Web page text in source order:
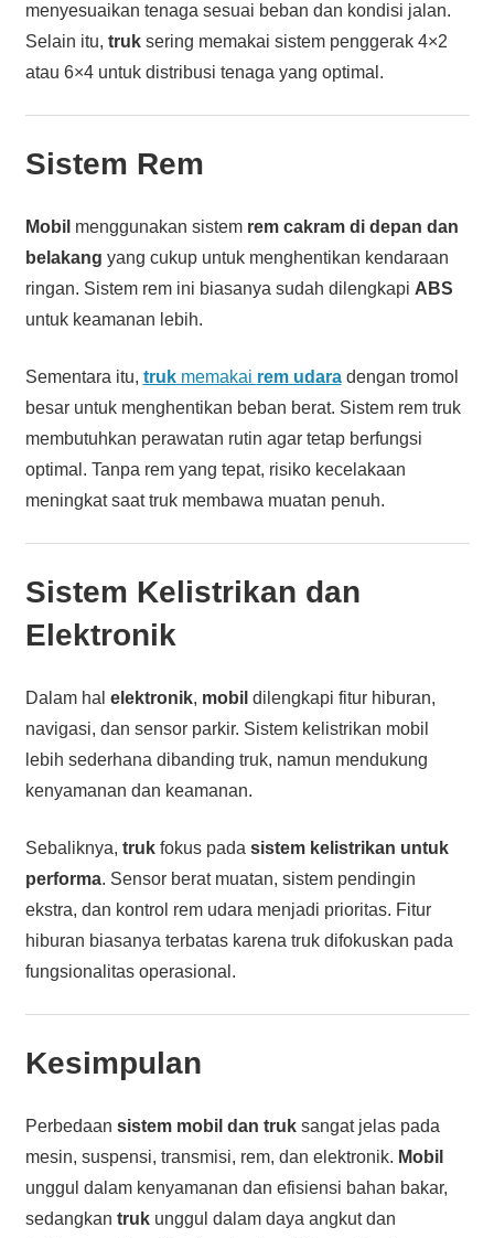
menyesuaikan tenaga sesuai beban dan kondisi jalan.
Selain itu, truksering memakai sistem penggerak 4×2
atau 6×4 untuk distribusi tenaga yang optimal.
Sistem Rem
Mobil menggunakan sistem rem cakram di depan dan
belakang yang cukup untuk menghentikan kendaraan
ringan. Sistem rem ini biasanya sudah dilengkapi ABS
untuk keamanan lebih.
Sementara itu, trukmemakai rem udaradengan tromol
besar untuk menghentikan beban berat. Sistem rem truk
membutuhkan perawatan rutin agar tetap berfungsi
optimal. Tanpa rem yang tepat, risiko kecelakaan
meningkat saat truk membawa muatan penuh.
Sistem Kelistrikan dan
Elektronik
Dalam hal elektronik, mobil dilengkapi fitur hiburan,
navigasi, dan sensor parkir. Sistem kelistrikan mobil
lebih sederhana dibanding truk, namun mendukung
kenyamanan dan keamanan.
Sebaliknya, trukfokus pada sistem kelistrikan untuk
performa. Sensor berat muatan, sistem pendingin
ekstra, dan kontrol rem udara menjadi prioritas. Fitur
hiburan biasanya terbatas karena truk difokuskan pada
fungsionalitas operasional.
Kesimpulan
Perbedaan sistem mobil dan truksangat jelas pada
mesin, suspensi, transmisi, rem, dan elektronik. Mobil
unggul dalam kenyamanan dan efisiensi bahan bakar,
sedangkan trukunggul dalam daya angkut dan